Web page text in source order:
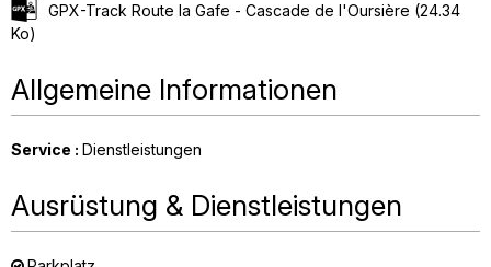
GPX-Track Route la Gafe - Cascade de l'Oursière (24.34
Ko)
Allgemeine Informationen
Service : Dienstleistungen
Ausrüstung & Dienstleistungen